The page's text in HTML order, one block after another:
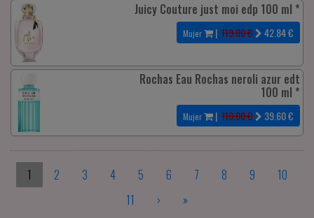
Juicy Couture just moi edp 100 ml *
Mujer | 119.00 € 42.84€
Rochas Eau Rochas neroli azur edt
100 ml *
Mujer | 110.00 € 39.60€
1 2 3 4 5 6 7 8 9
10
11
› »